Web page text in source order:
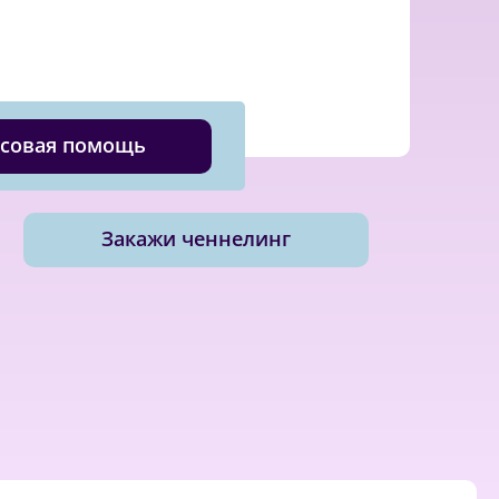
помощь
Закажи ченнелинг